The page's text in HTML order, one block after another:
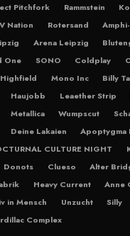
Pitchfork Rammstein
Nation Rotersand
Arena Leipzig
One SONO Coldplay
Highfield Mono Inc Billy
Haujobb Leaether Strip
Metallica Wumpscut
Deine Lakaien
Apoptygma
CULTURE NIGHT
Donots Clueso Alter
Heavy Current Anne
in Mensch Unzucht Silly
Complex